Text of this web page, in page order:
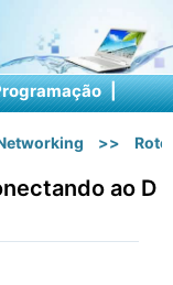
|
>>
ao D